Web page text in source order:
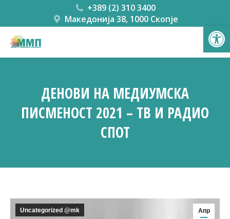
+389 (2) 310 3400
Македонија 38, 1000 Скопје
ДЕНОВИ НА МЕДИУМСКА
ПИСМЕНОСТ 2021 – ТВ И РАДИО
СПОТ
Апр
Uncategorized @mk